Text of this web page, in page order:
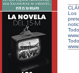
Los